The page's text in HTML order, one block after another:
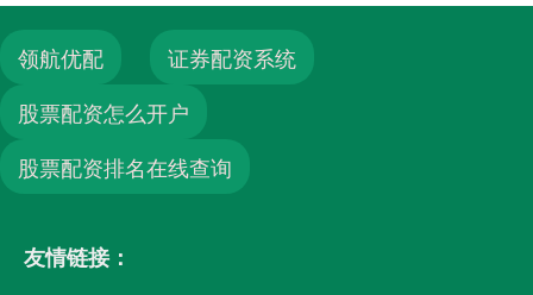
领航优配
证券配资系统
股票配资怎么开户
股票配资排名在线查询
友情链接：